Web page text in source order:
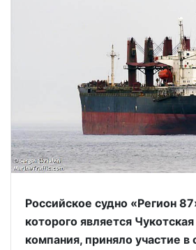
Российское судно «Регион
которого является
компания, приняло участие в